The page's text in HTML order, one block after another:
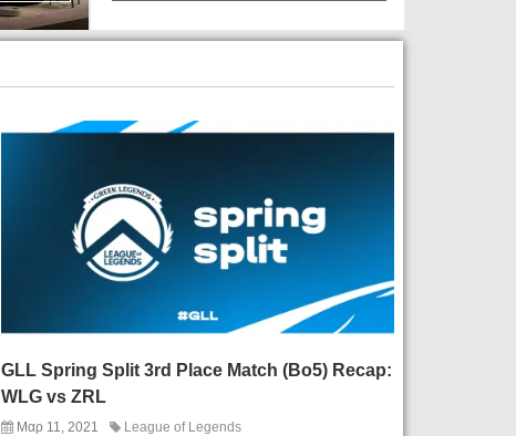
GLL Spring Split 3rd Place Match (Bo5) Recap:
WLG vs ZRL
Μαρ 11, 2021 League of Legends